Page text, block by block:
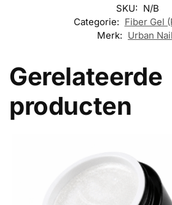
SKU: N/B
Categorie: Fiber Gel
Merk: Urban
Gerelateerde
producten